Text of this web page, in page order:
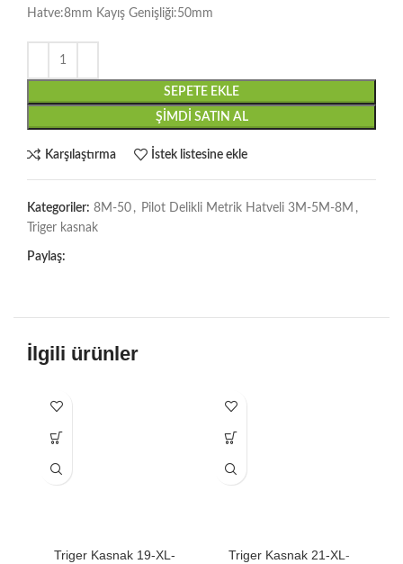
Hatve:8mm Kayış Genişliği:50mm
SEPETE EKLE
ŞIMDI SATIN AL
Karşılaştırma İstek listesine ekle
Kategoriler: 8M-50 , Pilot Delikli Metrik Hatveli 3M-5M-8M ,
Triger kasnak
Paylaş:
İlgili ürünler
Triger Kasnak 19-XL-
Triger Kasnak 21-XL-